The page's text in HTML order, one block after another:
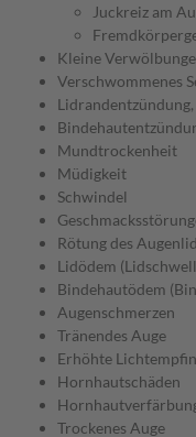
Juckreiz am
Kleine
Verschwommenes
Mundtrockenheit
Müdigkeit
Schwindel
Rötung des
Lidödem
Bindehautödem
Augenschmerzen
Tränendes Auge
Erhöhte
Hornhautschäden
Trockenes Auge